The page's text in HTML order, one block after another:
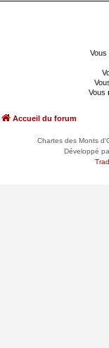
Vous
Vous
Accueil du forum
Chartes des Monts
Développé